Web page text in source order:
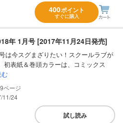
400ポイント
すぐに購入
年 1月号 [2017年11月24日発売]
は今スグまざりたい！スクールラブが
初表紙＆巻頭カラーは、コミックス
11/24
試し読み